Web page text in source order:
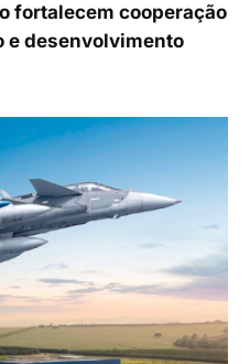
fortalecem cooperação
e desenvolvimento